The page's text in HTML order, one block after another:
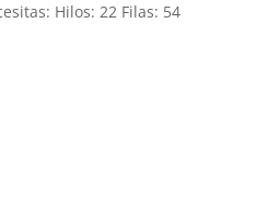
Hilos: 22 Filas: 54